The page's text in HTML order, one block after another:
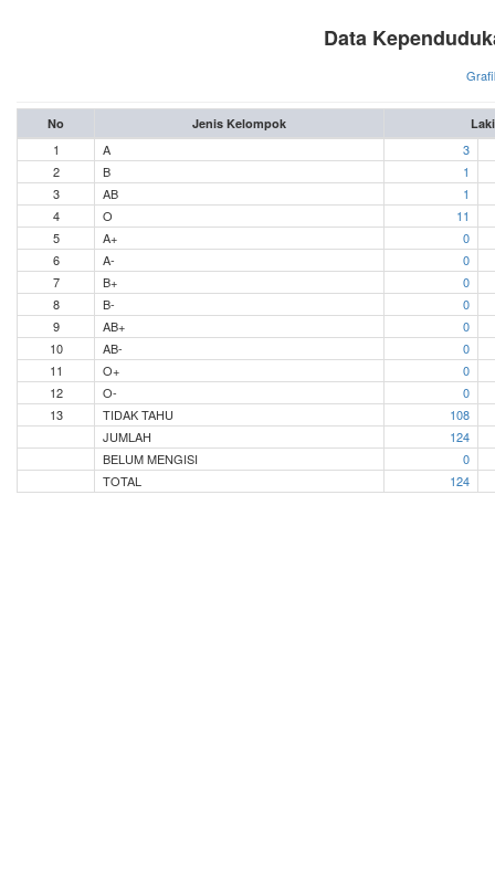
Data
No Jenis Kelompok
1 A
3
2
B
1
3
AB
1
4
O
11
5
A+
0
6
A-
0
7
B+
0
8
B-
0
9
AB+
0
10
AB-
0
11
O+
0
12
O-
0
13
TIDAK TAHU
108
JUMLAH
124
BELUM MENGISI
0
TOTAL
124